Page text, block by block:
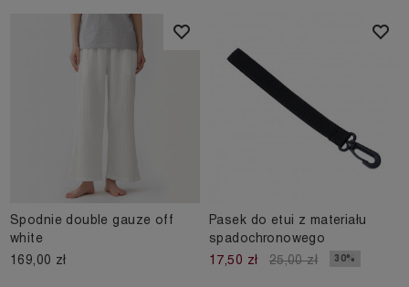
Spodnie double gauze off
white
169,00 zł
Pasek do etui z materiału
spadochronowego
17,50 zł
25,00 zł 30%